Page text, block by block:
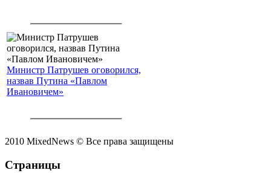
Министр Патрушев оговорился,
назвав Путина «Павлом
Ивановичем»
2010 MixedNews © Все права защищены
Страницы